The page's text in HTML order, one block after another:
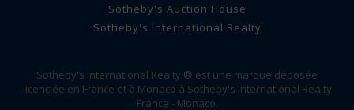
Sotheby's Auction House
Sotheby's International Realty
Sotheby's International Realty ® est une marque déposée
licenciée en France et à Monaco à Sotheby's International Realty
France - Monaco.